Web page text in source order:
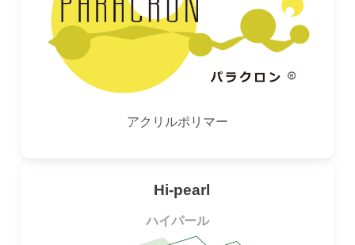
アクリルポリマー
Hi-pearl
ハイパール